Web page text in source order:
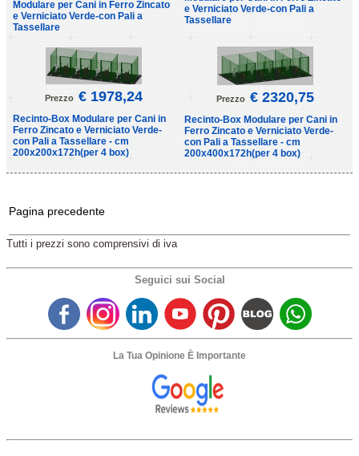
Modulare per Cani in Ferro Zincato
e Verniciato Verde-con Pali a
Tassellare
e Verniciato Verde-con Pali a
Tassellare
Prezzo € 1978,24
Recinto-Box Modulare per Cani in
Ferro Zincato e Verniciato Verde-
con Pali a Tassellare - cm
200x200x172h(per 4 box)
Prezzo € 2320,75
Recinto-Box Modulare per Cani in
Ferro Zincato e Verniciato Verde-
con Pali a Tassellare - cm
200x400x172h(per 4 box)
Pagina precedente
Tutti i prezzi sono comprensivi di iva
Seguici sui Social
La Tua Opinione È Importante